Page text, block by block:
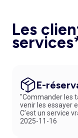
Les
E-
"Commander les
venir les essayer
C’est un service
2025-11-16